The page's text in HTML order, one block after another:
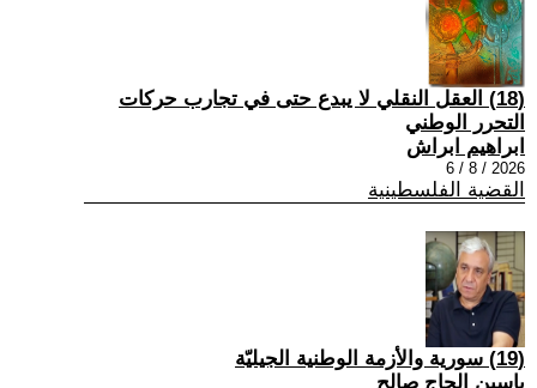
(18) العقل النقلي لا يبدع حتى في تجارب حركات
التحرر الوطني
ابراهيم ابراش
2026 / 8 / 6
القضية الفلسطينية
(19) سورية والأزمة الوطنية الجيليّة
ياسين الحاج صالح